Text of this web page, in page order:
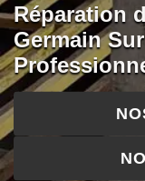
Réparation
Germain